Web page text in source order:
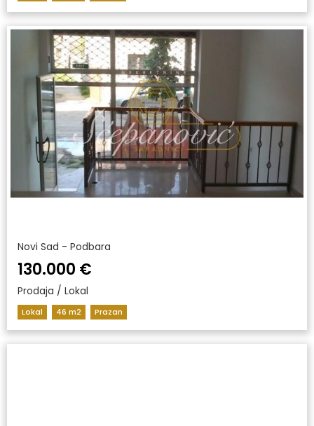
Novi Sad - Podbara
130.000 €
Prodaja / Lokal
Lokal 46 m2 Prazan